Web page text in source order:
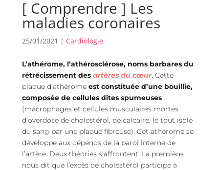
[ Comprendre ] Les
maladies coronaires
25/01/2021 | Cardiologie
L’athérome, l’athérosclérose, noms barbares du
rétrécissement des artères du cœur. Cette
plaque d’athérome est constituée d’une bouillie,
composée de cellules dites spumeuses
(macrophages et cellules musculaires mortes
d’overdose de cholestérol, de calcaire, le tout isolé
du sang par une plaque fibreuse). Cet athérome se
développe aux dépends de la paroi interne de
l’artère. Deux théories s’affrontent. La première
nous dit que l’excès de cholestérol participe à